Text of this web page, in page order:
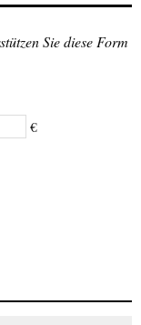
Sie diese Form
€